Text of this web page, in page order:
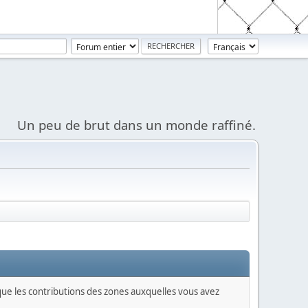
Un peu de brut dans un monde raffiné.
les contributions des zones auxquelles vous avez